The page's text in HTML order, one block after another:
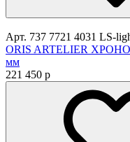
Арт. 737 7721 4031 LS-
ORIS ARTELIER
мм
221 450 p